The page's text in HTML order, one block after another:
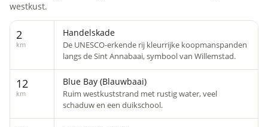
westkust.
2
km
Handelskade
De UNESCO-erkende rij kleurrijke koopmanspanden
langs de Sint Annabaai, symbool van Willemstad.
12
km
Blue Bay (Blauwbaai)
Ruim westkuststrand met rustig water, veel
schaduw en een duikschool.